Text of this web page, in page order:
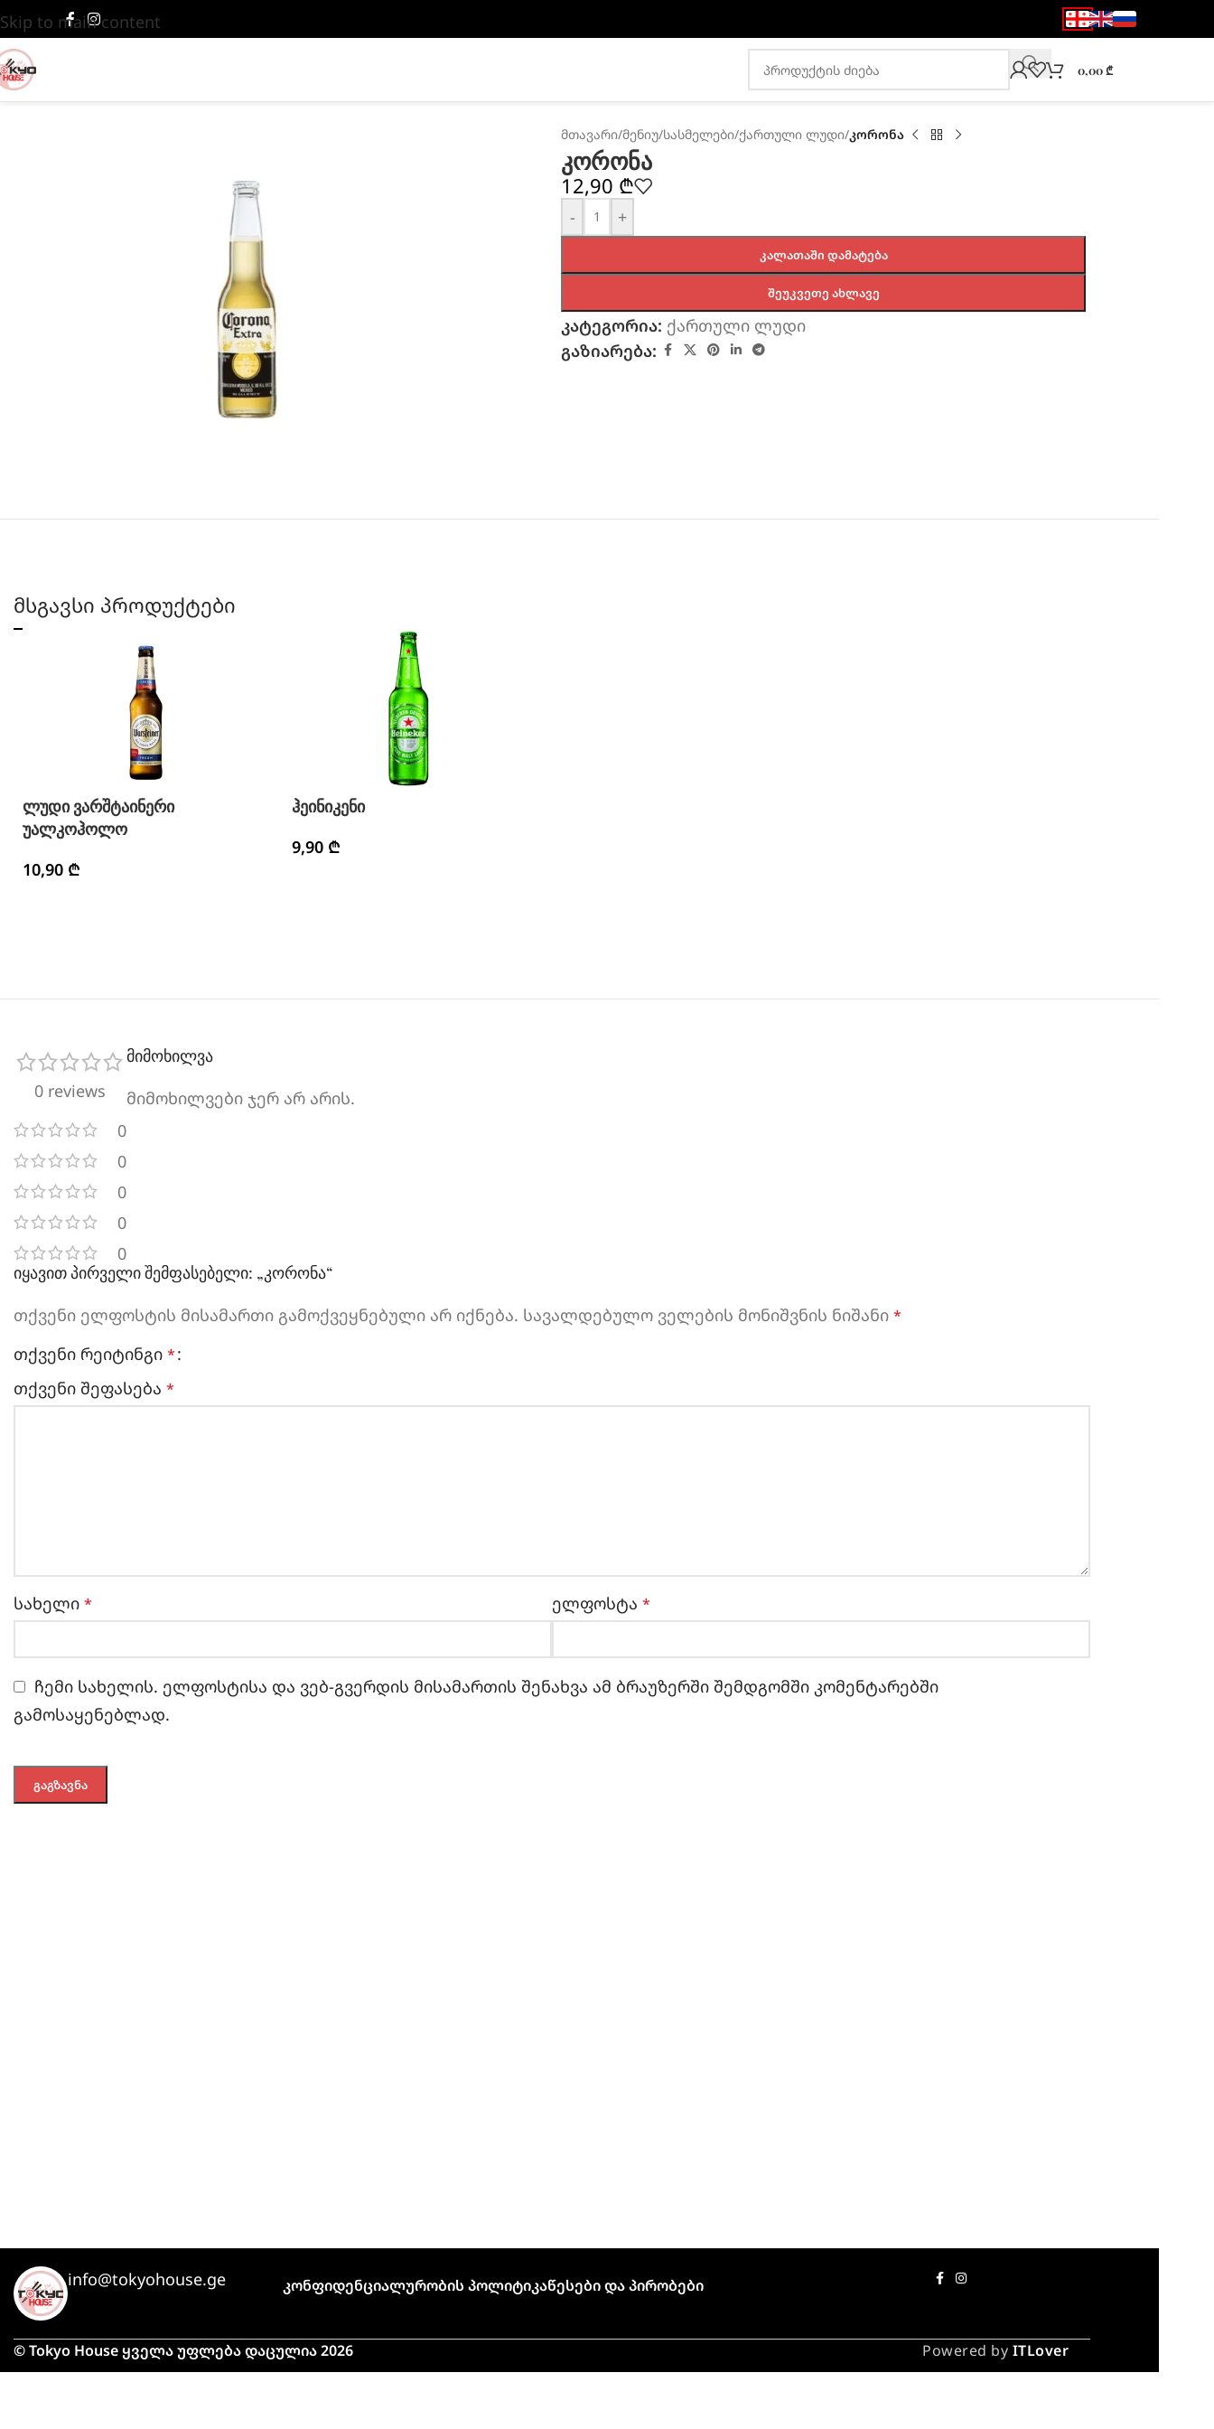
Skip to main content
0,00₾
მთავარი/მენიუ/სასმელები/ქართული ლუდი/კორონა
კორონა
12,90 ₾
- +
ᲙᲐᲚᲐᲗᲐᲨᲘ ᲓᲐᲛᲐᲢᲔᲑᲐ
ᲨᲔᲣᲙᲕᲔᲗᲔ ᲐᲮᲚᲐᲕᲔ
კატეგორია: ქართული ლუდი
გაზიარება:
მსგავსი პროდუქტები
ლუდი ვარშტაინერი
უალკოჰოლო
10,90 ₾
ჰეინიკენი
9,90 ₾
0 reviews
0
0
0
0
0
მიმოხილვა
მიმოხილვები ჯერ არ არის.
იყავით პირველი შემფასებელი: „კორონა“
თქვენი ელფოსტის მისამართი გამოქვეყნებული არ იქნება. სავალდებულო ველების მონიშვნის ნიშანი *
თქვენი რეიტინგი *
თქვენი შეფასება *
სახელი * ელფოსტა *
ჩემი სახელის. ელფოსტისა და ვებ-გვერდის მისამართის შენახვა ამ ბრაუზერში შემდგომში კომენტარებში
გამოსაყენებლად.
info@tokyohouse.ge Კონფიდენციალურობის ᲞოლიტიკაᲬესები Და Პირობები
© Tokyo House ყველა უფლება დაცულია 2026 Powered by ITLover